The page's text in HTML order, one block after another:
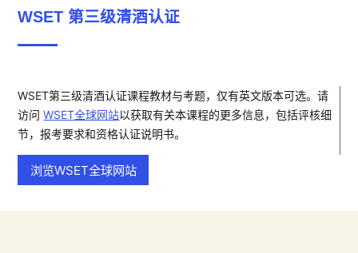
WSET 第三级清酒认证
WSET第三级清酒认证课程教材与考题，仅有英文版本可选。请
访问WSET全球网站以获取有关本课程的更多信息，包括评核细
节，报考要求和资格认证说明书。
浏览WSET全球网站